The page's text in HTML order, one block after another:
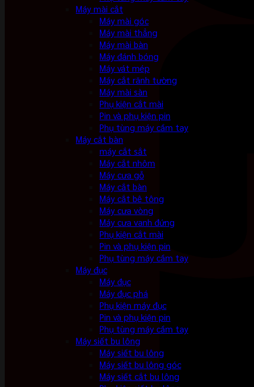
Máy mài cắt
Máy mài góc
Máy mài thẳng
Máy mài bàn
Máy đánh bóng
Máy vát mép
Máy cắt rãnh tường
Máy mài sàn
Phụ kiện cắt mài
Pin và phụ kiện pin
Phụ tùng máy cầm tay
Máy cắt bàn
máy cắt sắt
Máy cắt nhôm
Máy cưa gỗ
Máy cắt bàn
Máy cắt bê tông
Máy cưa vòng
Máy cưa vanh đứng
Phụ kiện cắt mài
Pin và phụ kiện pin
Phụ tùng máy cầm tay
Máy đục
Máy đục
Máy đục phá
Phụ kiện máy đục
Pin và phụ kiện pin
Phụ tùng máy cầm tay
Máy siết bu lông
Máy siết bu lông
Máy siết bu lông góc
Máy siết cắt bu lông